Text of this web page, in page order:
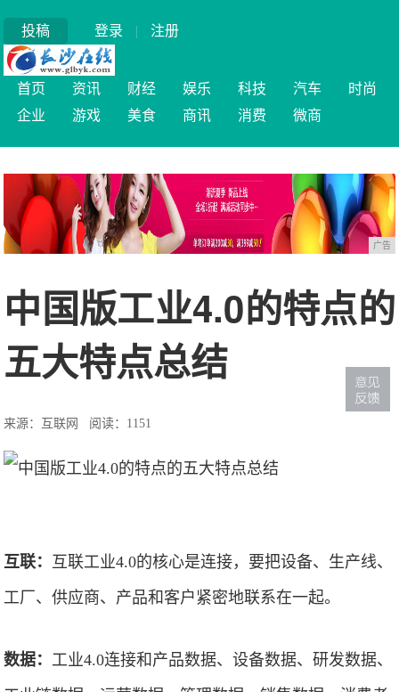
投稿 登录 | 注册
首页 资讯 财经 娱乐 科技 汽车
时尚
企业
游戏 美食 商讯 消费 微商
广告
中国版工业4.0的特点的
五大特点总结
来源：互联网 阅读：1151
互联： 互联工业4.0的核心是连接，要把设备、生产线、
工厂、供应商、产品和客户紧密地联系在一起。
数据： 工业4.0连接和产品数据、设备数据、研发数据、